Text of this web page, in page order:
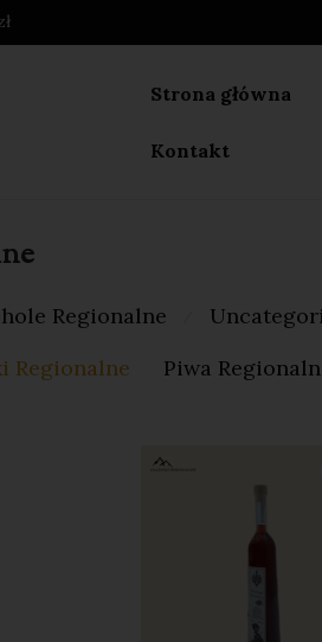
Strona główna
Kontakt
Regionalne
Regionalne Piwa